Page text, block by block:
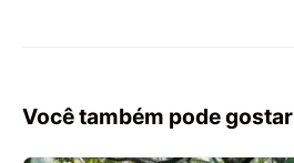
Você também pode gostar